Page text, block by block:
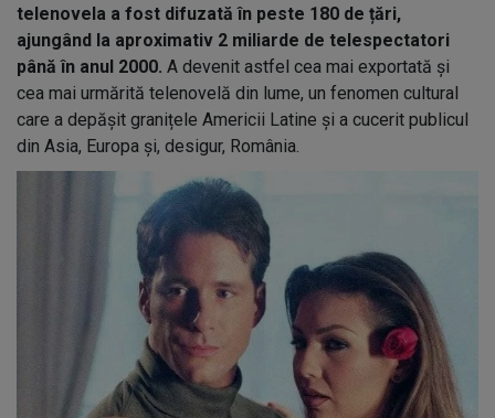
telenovela a fost difuzată în peste 180 de țări,
ajungând la aproximativ 2 miliarde de telespectatori
până în anul 2000. A devenit astfel cea mai exportată și
cea mai urmărită telenovelă din lume, un fenomen cultural
care a depășit granițele Americii Latine și a cucerit publicul
din Asia, Europa și, desigur, România.